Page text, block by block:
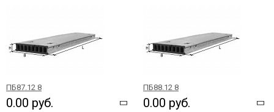
ПБ87.12 8
0.00 руб.
ПБ88.12 8
0.00 руб.